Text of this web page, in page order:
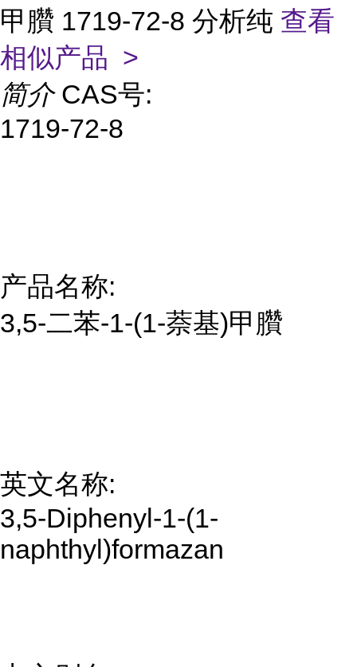
甲臢 1719-72-8 分析纯 查看
相似产品 >
简介 CAS号:
1719-72-8
产品名称:
3,5-二苯-1-(1-萘基)甲臢
英文名称:
3,5-Diphenyl-1-(1-
naphthyl)formazan